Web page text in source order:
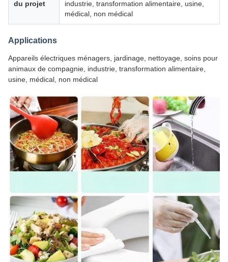
du projet
industrie, transformation alimentaire, usine,
médical, non médical
Applications
Appareils électriques ménagers, jardinage, nettoyage, soins pour
animaux de compagnie, industrie, transformation alimentaire,
usine, médical, non médical